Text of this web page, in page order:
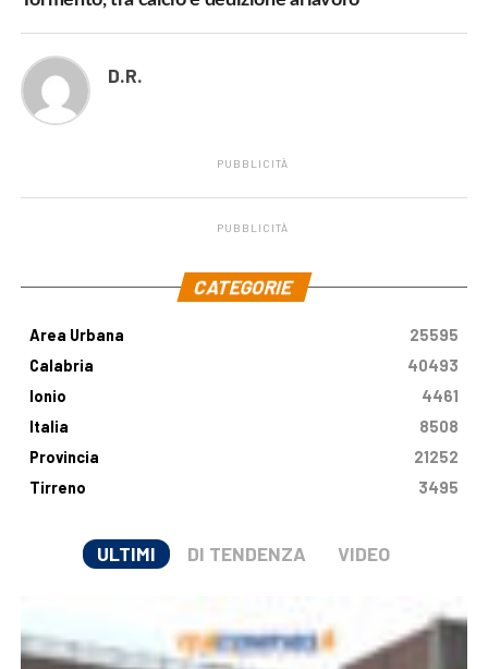
D.R.
PUBBLICITÀ
PUBBLICITÀ
CATEGORIE
Area Urbana
25595
Calabria
40493
Ionio
4461
Italia
8508
Provincia
21252
Tirreno
3495
ULTIMI DI TENDENZA VIDEO